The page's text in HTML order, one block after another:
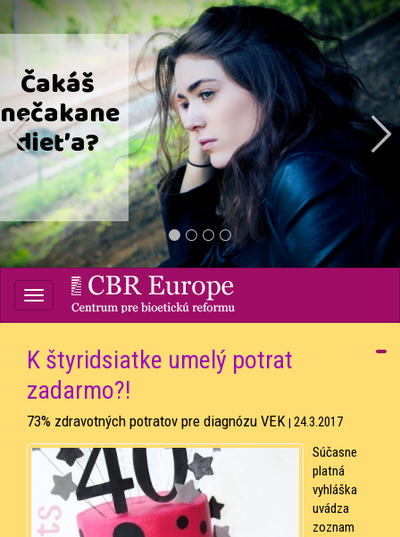
prev
1 2 3 4
Centrum pre bioetickú
K štyridsiatke umelý potrat
zadarmo?!
73% zdravotných potratov pre diagnózu VEK | 24.3.2017
Súčasne
platná
vyhláška
uvádza
zoznam